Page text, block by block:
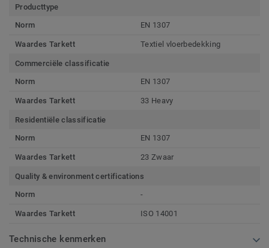
Producttype
Norm
EN 1307
Waardes Tarkett Textiel vloerbedekking
Commerciële classificatie
Norm
EN 1307
Waardes Tarkett 33 Heavy
Residentiële classificatie
Norm
EN 1307
Waardes Tarkett 23 Zwaar
Quality & environment certifications
Norm
-
Waardes Tarkett ISO 14001
Technische kenmerken